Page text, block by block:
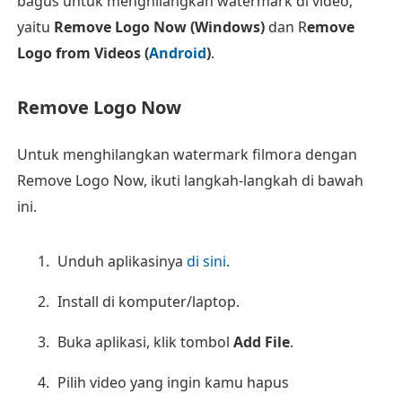
yaitu Remove Logo Now (Windows)dan Remove
Logo from Videos (Android).
Remove Logo Now
Untuk menghilangkan watermark filmora dengan
Remove Logo Now, ikuti langkah-langkah di bawah
ini.
Unduh aplikasinya di sini.
Install di komputer/laptop.
Buka aplikasi, klik tombol Add File.
Pilih video yang ingin kamu hapus